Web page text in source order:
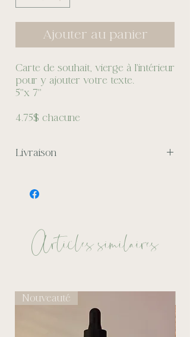
Ajouter au panier
Carte de souhait, vierge à l'intérieur
pour y ajouter votre texte.
5''x 7''
4.75$ chacune
Livraison
commande au-dessus de 100$
Articles similaires
Nouveauté